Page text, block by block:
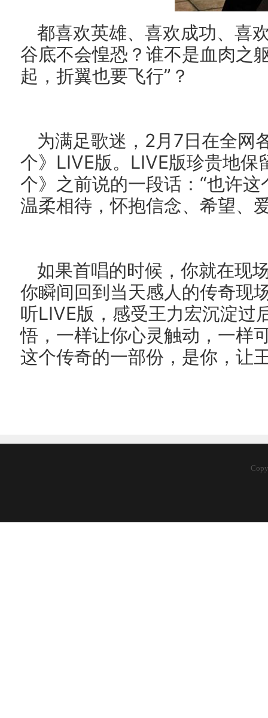
都喜欢英雄、喜欢成功、喜
谷底不会惶恐？谁不是血肉之
起，折翼也要飞行”？
为满足歌迷，2月7日在全网
个》LIVE版。LIVE版珍贵地
个》之前说的一段话：“也许
温柔相待，怀抱信念、希望、
如果首唱的时候，你就在现
你瞬间回到当天感人的传奇现
听LIVE版，感受王力宏沉淀过
悟，一样让你心灵触动，一样
这个传奇的一部份，是你，让